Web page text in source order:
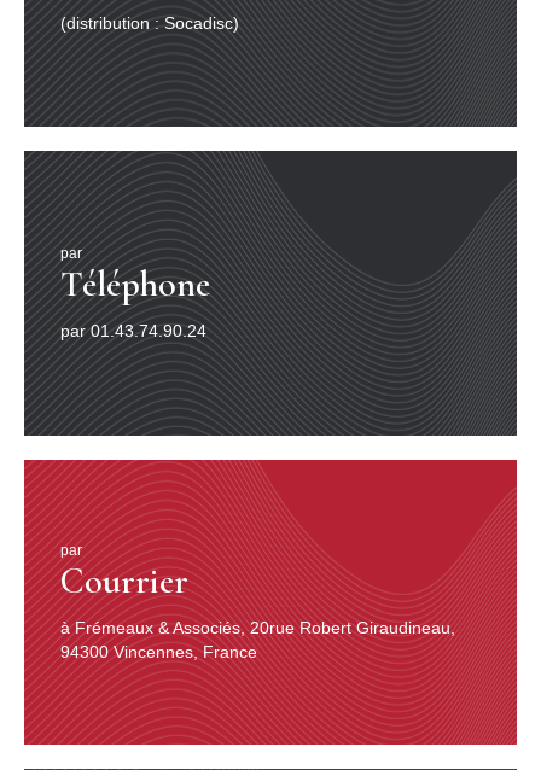
par
Téléphone
par 01.43.74.90.24
par
Courrier
à Frémeaux & Associés, 20rue Robert Giraudineau,
94300 Vincennes, France
(distribution : Socadisc)